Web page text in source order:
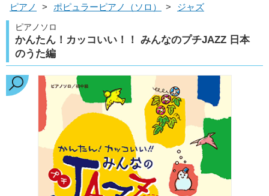
ピアノ > ポピュラーピアノ（ソロ） > ジャズ
ピアノソロ
かんたん！カッコいい！！ みんなのプチJAZZ 日本
のうた編